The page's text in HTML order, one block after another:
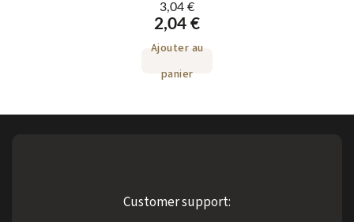
3,04 €
2,04 €
Ajouter au
panier
Customer support: